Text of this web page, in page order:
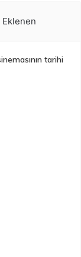
Eklenen
tarihi